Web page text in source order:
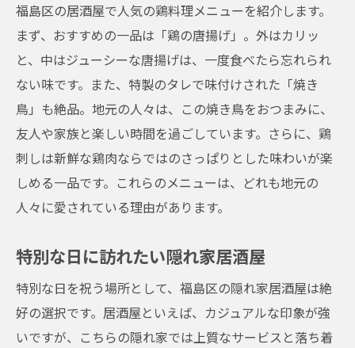
福島区の居酒屋で人気の鶏料理メニューを紹介します。
まず、おすすめの一品は「鶏の唐揚げ」。外はカリッ
と、中はジューシーな唐揚げは、一度食べたら忘れられ
ない味です。また、特製のタレで味付けされた「焼き
鳥」も絶品。地元の人々は、この焼き鳥をおつまみに、
友人や家族と楽しい時間を過ごしています。さらに、鶏
刺しは新鮮な鶏肉ならではのさっぱりとした味わいが楽
しめる一品です。これらのメニューは、どれも地元の
人々に愛されている理由があります。
特別な日に訪れたい隠れ家居酒屋
特別な日を祝う場所として、福島区の隠れ家居酒屋は絶
好の選択です。居酒屋といえば、カジュアルな印象が強
いですが、こちらの隠れ家では上質なサービスと落ち着